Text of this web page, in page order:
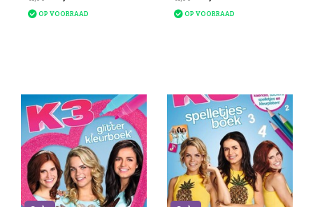
OP VOORRAAD OP VOORRAAD